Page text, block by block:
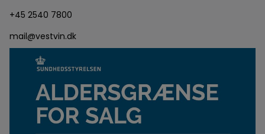
+45 2540 7800
mail@vestvin.dk